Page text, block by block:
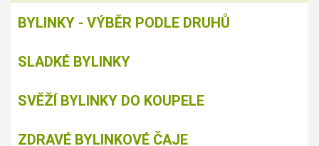
BYLINKY - VÝBĚR PODLE DRUHŮ
SLADKÉ BYLINKY
SVĚŽÍ BYLINKY DO KOUPELE
ZDRAVÉ BYLINKOVÉ ČAJE